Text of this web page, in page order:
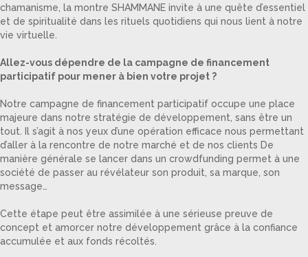
chamanisme, la montre SHAMMANE invite à une quête d’essentiel
et de spiritualité dans les rituels quotidiens qui nous lient à notre
vie virtuelle.
Allez-vous dépendre de la campagne de financement
participatif pour mener à bien votre projet ?
Notre campagne de financement participatif occupe une place
majeure dans notre stratégie de développement, sans être un
tout. Il s’agit à nos yeux d’une opération efficace nous permettant
d’aller à la rencontre de notre marché et de nos clients De
manière générale se lancer dans un crowdfunding permet à une
société de passer au révélateur son produit, sa marque, son
message…
Cette étape peut être assimilée à une sérieuse preuve de
concept et amorcer notre développement grâce à la confiance
accumulée et aux fonds récoltés.